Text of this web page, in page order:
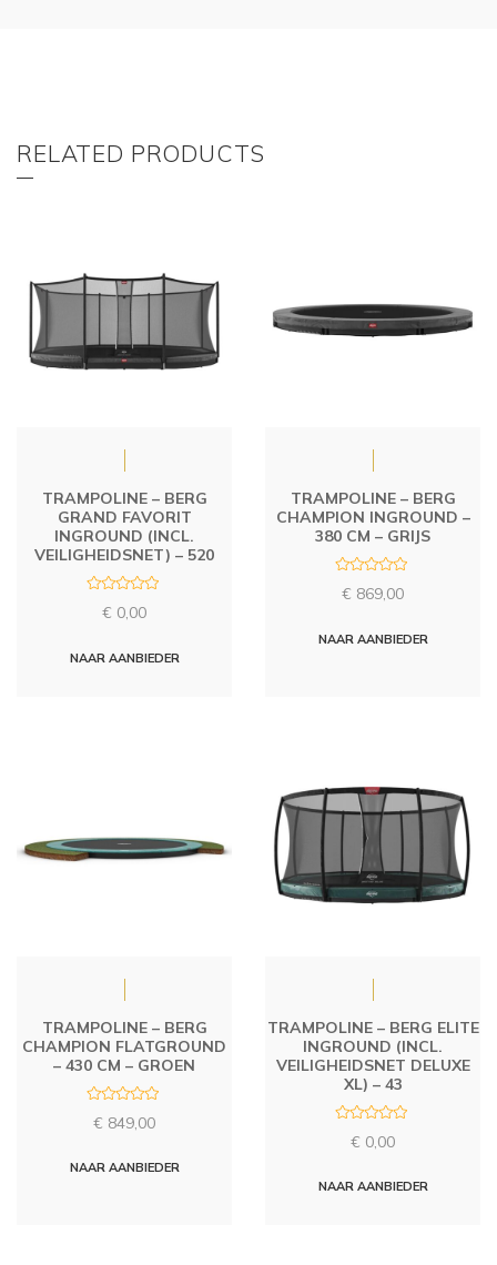
RELATED PRODUCTS
TRAMPOLINE – BERG
GRAND FAVORIT
INGROUND (INCL.
VEILIGHEIDSNET) – 520
d
€ 0,00
NAAR AANBIEDER
TRAMPOLINE – BERG
CHAMPION INGROUND –
380 CM – GRIJS
a
d
€ 869,00
NAAR AANBIEDER
TRAMPOLINE – BERG
CHAMPION FLATGROUND
– 430 CM – GROEN
a
d
€ 849,00
NAAR AANBIEDER
TRAMPOLINE – BERG ELITE
INGROUND (INCL.
VEILIGHEIDSNET DELUXE
XL) – 43
d
€ 0,00
NAAR AANBIEDER